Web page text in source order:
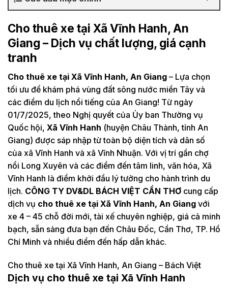
Cho thuê xe tại Xã Vĩnh Hanh, An
Giang – Dịch vụ chất lượng, giá cạnh
tranh
Cho thuê xe tại Xã Vĩnh Hanh, An Giang – Lựa chọn
tối ưu để khám phá vùng đất sông nước miền Tây và
các điểm du lịch nổi tiếng của An Giang! Từ ngày
01/7/2025, theo Nghị quyết của Ủy ban Thường vụ
Quốc hội, Xã Vĩnh Hanh (huyện Châu Thành, tỉnh An
Giang) được sáp nhập từ toàn bộ diện tích và dân số
của xã Vĩnh Hanh và xã Vĩnh Nhuận. Với vị trí gần chợ
nổi Long Xuyên và các điểm đến tâm linh, văn hóa, Xã
Vĩnh Hanh là điểm khởi đầu lý tưởng cho hành trình du
lịch. CÔNG TY DV&DL BÁCH VIỆT CẦN THƠ cung cấp
dịch vụ cho thuê xe tại Xã Vĩnh Hanh, An Giang với
xe 4 – 45 chỗ đời mới, tài xế chuyên nghiệp, giá cả minh
bạch, sẵn sàng đưa bạn đến Châu Đốc, Cần Thơ, TP. Hồ
Chí Minh và nhiều điểm đến hấp dẫn khác.
Cho thuê xe tại Xã Vĩnh Hanh, An Giang – Bách Việt
Dịch vụ cho thuê xe tại Xã Vĩnh Hanh